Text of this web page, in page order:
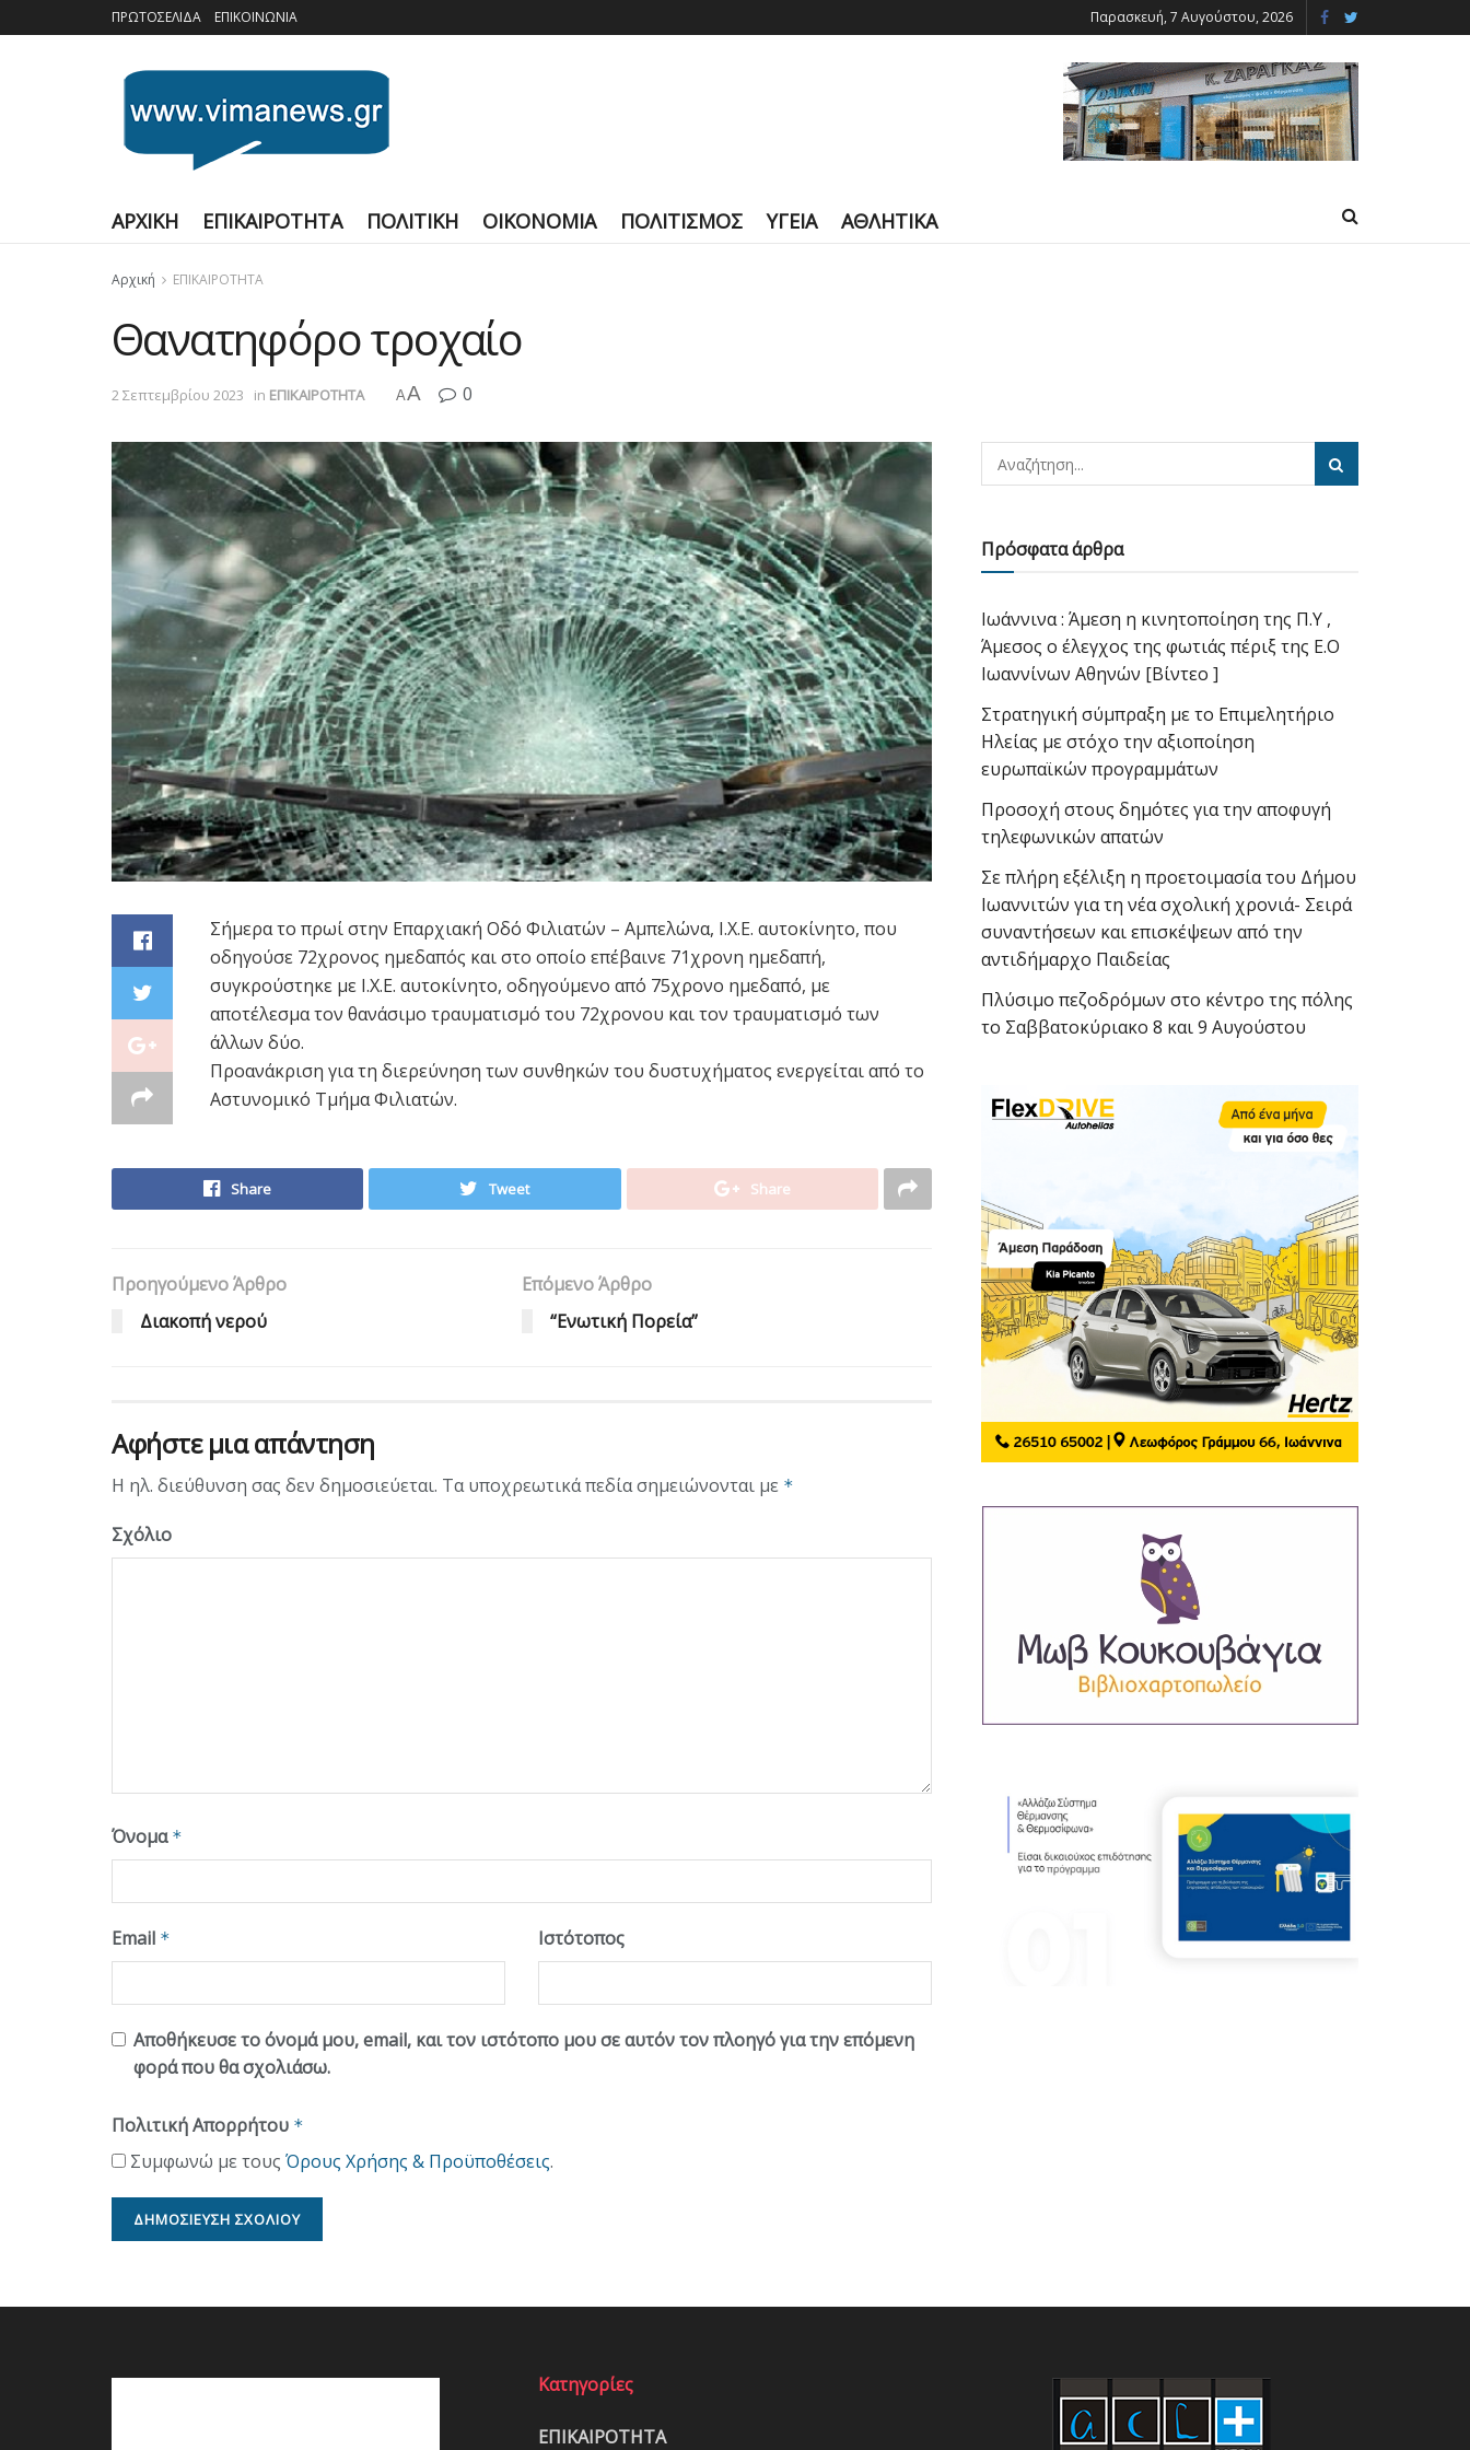
ΠΡΩΤΟΣΕΛΙΔΑ ΕΠΙΚΟΙΝΩΝΙΑ Παρασκευή, 7 Αυγούστου, 2026
ΑΡΧΙΚΗ ΕΠΙΚΑΙΡΟΤΗΤΑ ΠΟΛΙΤΙΚΗ ΟΙΚΟΝΟΜΙΑ ΠΟΛΙΤΙΣΜΟΣ ΥΓΕΙΑ ΑΘΛΗΤΙΚΑ
Αρχική ΕΠΙΚΑΙΡΟΤΗΤΑ
Θανατηφόρο τροχαίο
2 Σεπτεμβρίου 2023 in ΕΠΙΚΑΙΡΟΤΗΤΑ AA 0
Σήμερα το πρωί στην Επαρχιακή Οδό Φιλιατών – Αμπελώνα, Ι.Χ.Ε. αυτοκίνητο, που
οδηγούσε 72χρονος ημεδαπός και στο οποίο επέβαινε 71χρονη ημεδαπή,
συγκρούστηκε με Ι.Χ.Ε. αυτοκίνητο, οδηγούμενο από 75χρονο ημεδαπό, με
αποτέλεσμα τον θανάσιμο τραυματισμό του 72χρονου και τον τραυματισμό των
άλλων δύο.
Προανάκριση για τη διερεύνηση των συνθηκών του δυστυχήματος ενεργείται από το
Αστυνομικό Τμήμα Φιλιατών.
Share Tweet Share
Προηγούμενο Άρθρο
Διακοπή νερού
Επόμενο Άρθρο
“Ενωτική Πορεία”
Αφήστε μια απάντηση
Η ηλ. διεύθυνση σας δεν δημοσιεύεται. Τα υποχρεωτικά πεδία σημειώνονται με *
Σχόλιο
Όνομα *
Email * Ιστότοπος
Αποθήκευσε το όνομά μου, email, και τον ιστότοπο μου σε αυτόν τον πλοηγό για την επόμενη
φορά που θα σχολιάσω.
Πολιτική Απορρήτου *
Συμφωνώ με τους Όρους Χρήσης & Προϋποθέσεις.
Πρόσφατα άρθρα
Ιωάννινα : Άμεση η κινητοποίηση της Π.Υ ,
Άμεσος ο έλεγχος της φωτιάς πέριξ της Ε.Ο
Ιωαννίνων Αθηνών [Βίντεο ]
Στρατηγική σύμπραξη με το Επιμελητήριο
Ηλείας με στόχο την αξιοποίηση
ευρωπαϊκών προγραμμάτων
Προσοχή στους δημότες για την αποφυγή
τηλεφωνικών απατών
Σε πλήρη εξέλιξη η προετοιμασία του Δήμου
Ιωαννιτών για τη νέα σχολική χρονιά- Σειρά
συναντήσεων και επισκέψεων από την
αντιδήμαρχο Παιδείας
Πλύσιμο πεζοδρόμων στο κέντρο της πόλης
το Σαββατοκύριακο 8 και 9 Αυγούστου
Κατηγορίες
ΕΠΙΚΑΙΡΟΤΗΤΑ